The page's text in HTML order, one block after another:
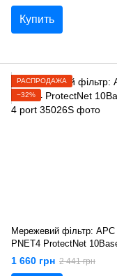
Купить
РАСПРОДАЖА
−32%
Мережевий фільтр: APC
PNET4 ProtectNet
port
1 660 грн 2 441 грн